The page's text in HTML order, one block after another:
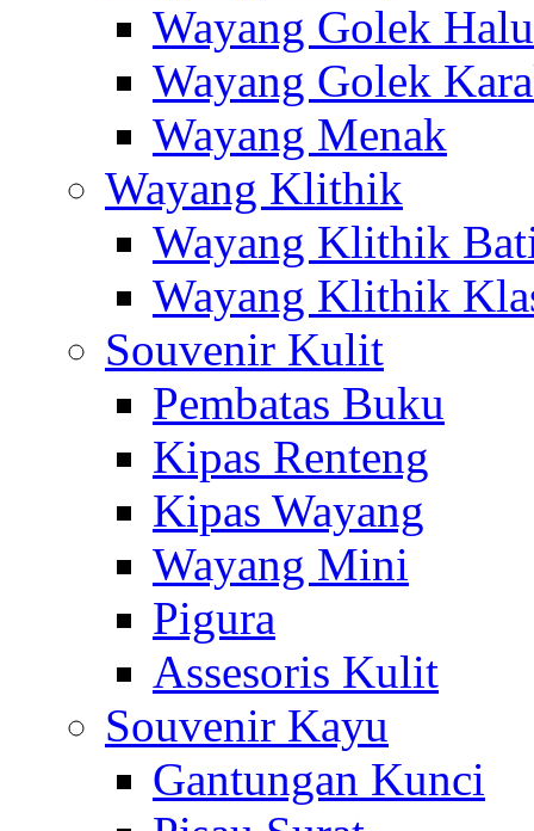
Wayang Golek
Wayang Golek
Wayang Menak
Wayang Klithik
Wayang Klithik
Wayang Klithik
Souvenir Kulit
Pembatas Buku
Kipas Renteng
Kipas Wayang
Wayang Mini
Pigura
Assesoris Kulit
Souvenir Kayu
Gantungan Kunci